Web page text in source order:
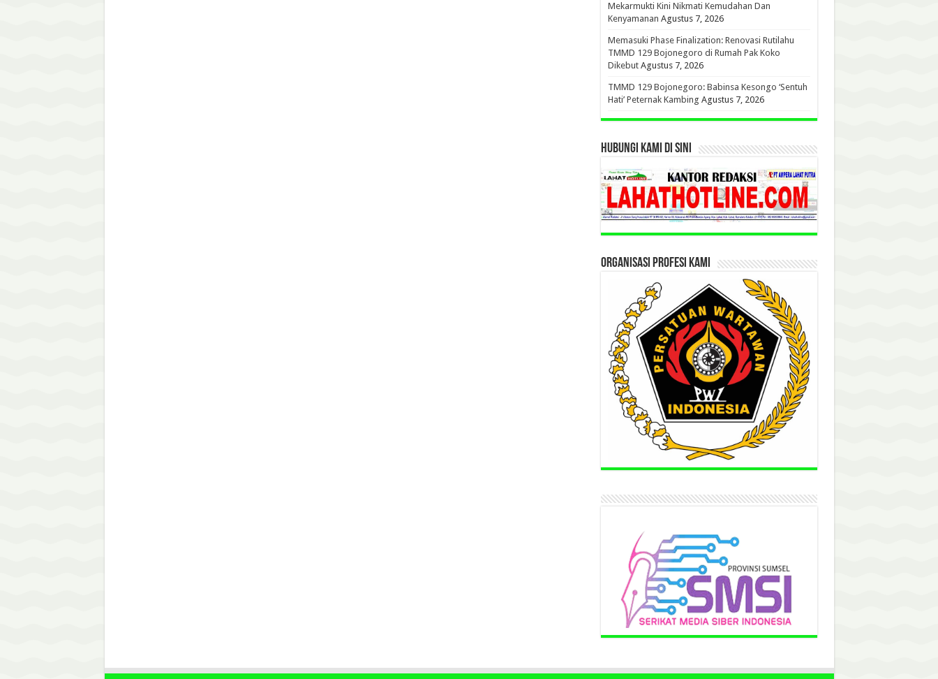
Mekarmukti Kini Nikmati Kemudahan Dan
Kenyamanan Agustus 7, 2026
Memasuki Phase Finalization: Renovasi Rutilahu
TMMD 129 Bojonegoro di Rumah Pak Koko
Dikebut Agustus 7, 2026
TMMD 129 Bojonegoro: Babinsa Kesongo ‘Sentuh
Hati’ Peternak Kambing Agustus 7, 2026
HUBUNGI KAMI DI SINI
ORGANISASI PROFESI KAMI